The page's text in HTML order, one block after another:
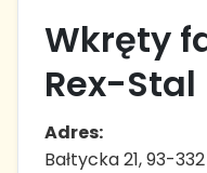
Wkręty
Rex-Stal
Adres:
Bałtycka 21, 93-